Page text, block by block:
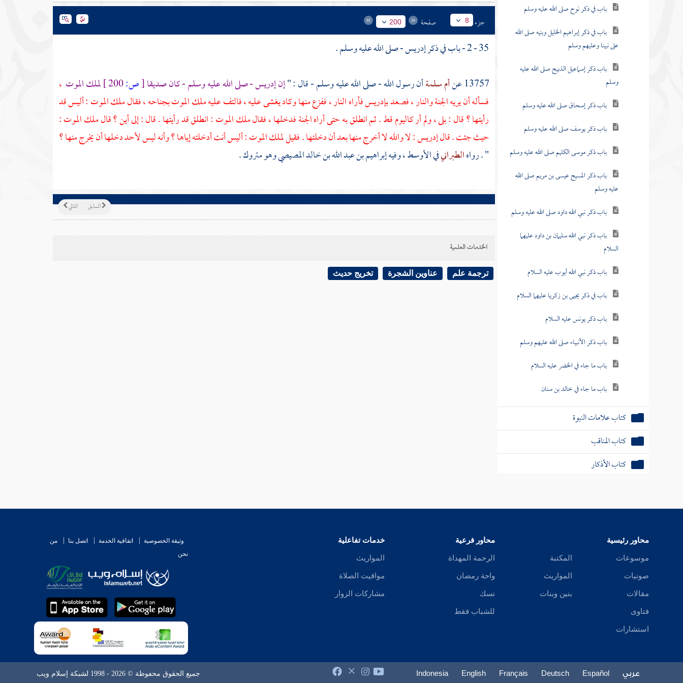
باب في ذكر نوح صلى الله عليه وسلم
باب في ذكر إبراهيم الخليل وبنيه صلى الله
على نبينا وعليهم وسلم
باب ذكر إسماعيل الذبيح صلى الله عليه
وسلم
باب ذكر إسحاق صلى الله عليه وسلم
باب ذكر يوسف صلى الله عليه وسلم
باب ذكر موسى الكليم صلى الله عليه وسلم
باب ذكر المسيح عيسى بن مريم صلى الله
عليه وسلم
باب ذكر نبي الله داود صلى الله عليه وسلم
باب ذكر نبي الله سليمان بن داود عليهما
السلام
باب ذكر نبي الله أيوب عليه السلام
باب في ذكر يحيى بن زكريا عليهما السلام
باب ذكر يونس عليه السلام
باب ذكر الأنبياء صلى الله عليهم وسلم
باب ما جاء في الخضر عليه السلام
باب ما جاء في خالد بن سنان
كتاب علامات النبوة
كتاب المناقب
كتاب الأذكار
كتاب التوبة
كتاب الزهد
كتاب البعث
كتاب صفة أهل النار
جزء 8 صفحة 200
35 - 2 - باب في ذكر إدريس- صلى الله عليه وسلم .
13757 عن
أم سلمةأن رسول الله - صلى الله عليه وسلم - قال : "إنإدريس- صلى الله عليه وسلم - كان صديقا[ص: لملك الموت ،
فسأله أن يريه الجنة والنار ، فصعدبإدريسفأراه النار ، ففزع منها وكاد يغشى عليه ، فالتف عليه ملك الموت بجناحه ، فقالملك الموت: أليس قد
رأيتها ؟ قال : بلى ، ولم أر كاليوم قط . ثم انطلق به حتى أراه الجنة فدخلها ، فقالملك الموت: انطلق قد رأيتها . قال : إلى أين ؟ قالملك الموت:
حيث جئت . قالإدريس: لا والله لا أخرج منها بعد أن دخلتها . فقيللملك الموت: أليس أنت أدخلته إياها ؟ وأنه ليس لأحد دخلها أن يخرج منها ؟
" . رواهالطبرانيفي الأوسط ، وفيهإبراهيم بن عبد الله بن خالد المصيصيوهو متروك .
التالي السابق
الخدمات العلمية
ترجمة علم عناوين الشجرة تخريج حديث
محاور رئيسية
موسوعات
صوتيات
مقالات
فتاوى
استشارات
المكتبة
المواريث
بنين وبنات
محاور فرعية
الرحمة المهداة
واحة رمضان
نسك
للشباب فقط
خدمات تفاعلية
المواريث
مواقيت الصلاة
مشاركات الزوار
وثيقة الخصوصية اتفاقية الخدمة اتصل بنا
من
نحن
عربي Español
Deutsch
Français
English
Indonesia جميع الحقوق محفوظة © 2026 - 1998 لشبكة إسلام ويب